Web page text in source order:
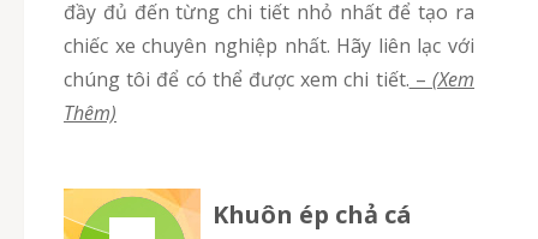
đầy đủ đến từng chi tiết nhỏ nhất để tạo ra
chiếc xe chuyên nghiệp nhất. Hãy liên lạc với
chúng tôi để có thể được xem chi tiết. –(Xem
Thêm)
Khuôn ép chả cá